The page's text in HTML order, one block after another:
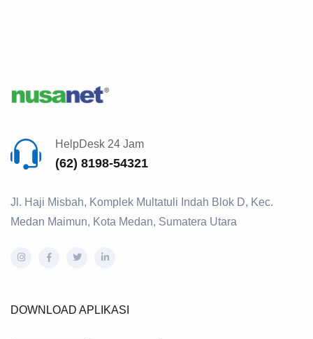
HelpDesk 24 Jam
(62) 8198-54321
Jl. Haji Misbah, Komplek Multatuli Indah Blok D, Kec.
Medan Maimun, Kota Medan, Sumatera Utara
DOWNLOAD APLIKASI